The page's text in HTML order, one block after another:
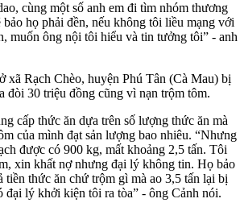
cùng một số anh em đi tìm nhóm thương
bảo họ phải đền, nếu không tôi liều mạng với
muốn ông nội tôi hiểu và tin tưởng tôi” - anh
xã Rạch Chèo, huyện Phú Tân (Cà Mau) bị
đòi 30 triệu đồng cũng vì nạn trộm tôm.
cấp thức ăn dựa trên số lượng thức ăn mà
của mình đạt sản lượng bao nhiêu. “Nhưng
được có 900 kg, mất khoảng 2,5 tấn. Tôi
xin khất nợ nhưng đại lý không tin. Họ bảo
tiền thức ăn chứ trộm gì mà ao 3,5 tấn lại bị
đại lý khởi kiện tôi ra tòa” - ông Cảnh nói.